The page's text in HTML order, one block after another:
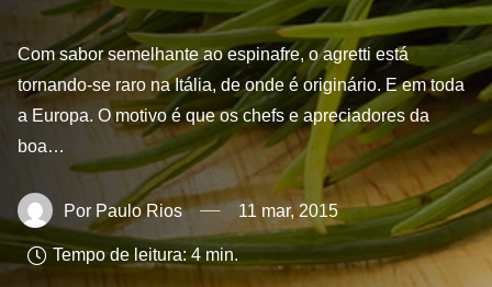
Com sabor semelhante ao espinafre, o agretti está
tornando-se raro na Itália, de onde é originário. E em toda
a Europa. O motivo é que os chefs e apreciadores da
boa…
Paulo Rios 11 mar, 2015
Tempo de leitura: 4 min.